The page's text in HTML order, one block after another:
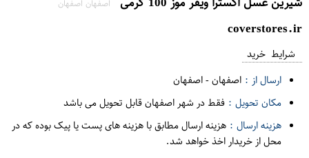
اصفهان اصفهان
coverstores.ir
شرایط خرید
ارسال از : اصفهان-اصفهان
مکان تحویل : فقط در شهر اصفهان قابل تحویل می باشد
هزینه ارسال : هزینه ارسال مطابق با هزینه های پست یا پیک بوده که در
محل از خریدار اخذ خواهد شد.